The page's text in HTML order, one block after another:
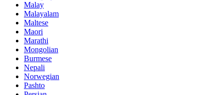
Malay
Malayalam
Maltese
Maori
Marathi
Mongolian
Burmese
Nepali
Norwegian
Pashto